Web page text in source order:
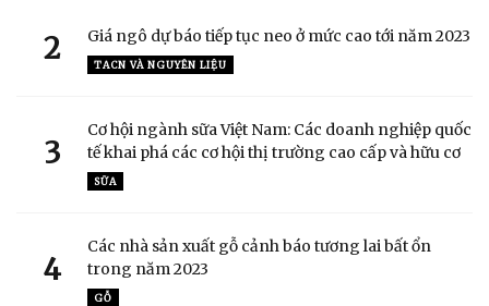
2 Giá ngô dự báo tiếp tục neo ở mức cao tới năm 2023
TACN VÀ NGUYÊN LIỆU
3
Cơ hội ngành sữa Việt Nam: Các doanh nghiệp quốc
tế khai phá các cơ hội thị trường cao cấp và hữu cơ
SỮA
4
Các nhà sản xuất gỗ cảnh báo tương lai bất ổn
trong năm 2023
GỖ